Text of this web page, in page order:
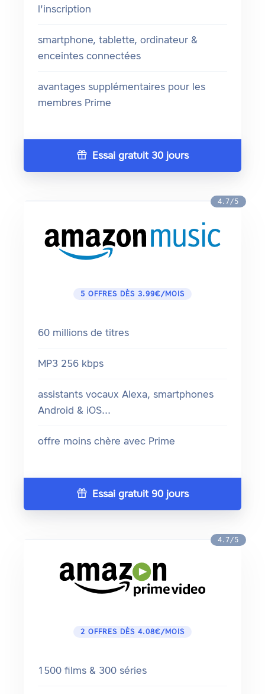
l'inscription
smartphone, tablette, ordinateur &
enceintes connectées
avantages supplémentaires pour les
membres Prime
Essai gratuit 30 jours
4.7/5
5 OFFRES DÈS 3.99€/MOIS
60 millions de titres
MP3 256 kbps
assistants vocaux Alexa, smartphones
Android & iOS...
offre moins chère avec Prime
Essai gratuit 90 jours
4.7/5
2 OFFRES DÈS 4.08€/MOIS
1500 films & 300 séries